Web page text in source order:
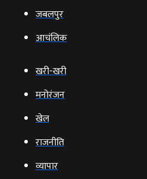
जबलपुर
आचंलिक
खरी-खरी
मनोरंजन
खेल
राजनीति
व्‍यापार